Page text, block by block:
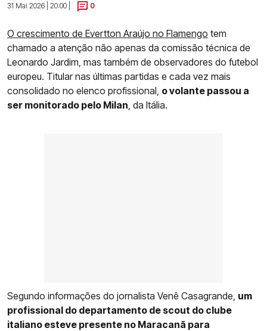
31 Mai 2026 | 20:00 |
0
O crescimento de Evertton Araújo no Flamengo tem
chamado a atenção não apenas da comissão técnica de
Leonardo Jardim, mas também de observadores do futebol
europeu. Titular nas últimas partidas e cada vez mais
consolidado no elenco profissional, o volante passou a
ser monitorado pelo Milan , da Itália.
Segundo informações do jornalista Venê Casagrande, um
profissional do departamento de scout do clube
italiano esteve presente no Maracanã para